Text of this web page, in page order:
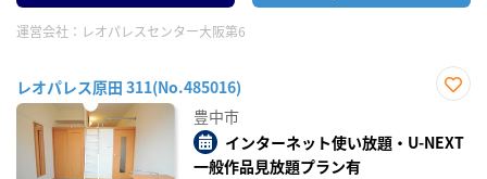
運営会社： レオパレスセンター大阪第6
レオパレス原田 311(No.485016)
り登
録
豊中市
インターネット使い放題・U-NEXT
一般作品見放題プラン有